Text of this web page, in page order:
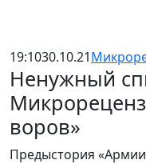
19:1030.10.21
Ненужный
воров»
Предыстория